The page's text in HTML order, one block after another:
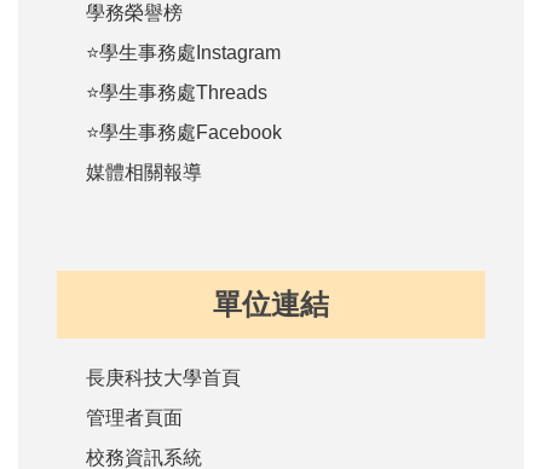
學務榮譽榜
⭐學生事務處Instagram
⭐學生事務處Threads
⭐學生事務處Facebook
媒體相關報導
單位連結
長庚科技大學首頁
管理者頁面
校務資訊系統